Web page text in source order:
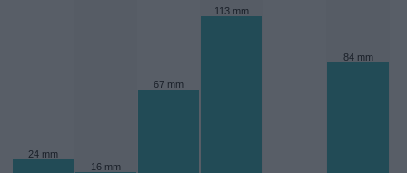
24 mm
16 mm
67 mm
113 mm
84 mm